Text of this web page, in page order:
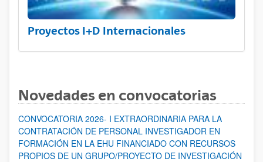
Proyectos I+D Internacionales
Novedades en convocatorias
CONVOCATORIA 2026- I EXTRAORDINARIA PARA LA
CONTRATACIÓN DE PERSONAL INVESTIGADOR EN
FORMACIÓN EN LA EHU FINANCIADO CON RECURSOS
PROPIOS DE UN GRUPO/PROYECTO DE INVESTIGACIÓN